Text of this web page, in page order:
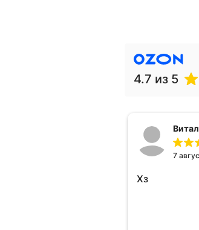
4.7 из 5
7
Хз